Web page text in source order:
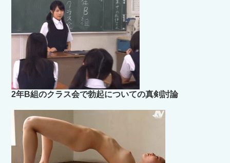
2年B組のクラス会で勃起についての真剣討論